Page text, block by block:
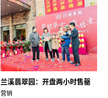
兰溪翡翠园：开盘两小时售罄
营销